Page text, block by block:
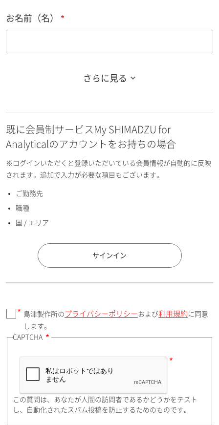
お名前（名）
お名前フリガナ（名）
E-mailアドレス（半角英数）
国 / エリア
郵便番号（勤務先）
住所検索
都道府県（勤務先）
さらに見る
既に会員制サービスMy SHIMADZU for
Analyticalのアカウントをお持ちの場合
※ログインいただくと登録いただいている会員情報が自動的に反映
されます。追加で入力が必要な項目もございます。
ご勤務先
職種
国 / エリア
サインイン
島津製作所の プライバシーポリシー および利用規約 に同意
します。
CAPTCHA
この質問は、あなたが人間の訪問者であるかどうかをテスト
し、自動化されたスパム投稿を防止するためのものです。